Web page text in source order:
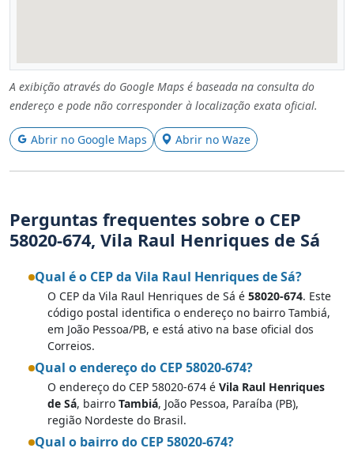
A exibição através do Google Maps é baseada na consulta do
endereço e pode não corresponder à localização exata oficial.
Abrir no Google Maps Abrir no Waze
Perguntas frequentes sobre o CEP
58020-674, Vila Raul Henriques de Sá
Qual é o CEP da Vila Raul Henriques de Sá?
O CEP da Vila Raul Henriques de Sá é 58020-674. Este
código postal identifica o endereço no bairro Tambiá,
em João Pessoa/PB, e está ativo na base oficial dos
Correios.
Qual o endereço do CEP 58020-674?
O endereço do CEP 58020-674 é Vila Raul Henriques
de Sá, bairro Tambiá, João Pessoa, Paraíba (PB),
região Nordeste do Brasil.
Qual o bairro do CEP 58020-674?